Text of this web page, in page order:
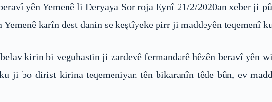
yên Yemenê li Deryaya Sor roja Eynî 21/2/2020an xeber ji
karîn dest danin se keştîyeke pirr ji maddeyên teqemenî
kirin bi veguhastin ji zardevê fermandarê hêzên beravî yên
ji bo dirist kirina teqemeniyan tên bikaranîn têde bûn, ev